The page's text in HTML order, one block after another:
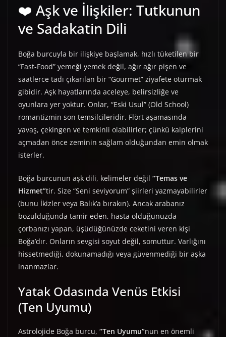
❤️ Aşk ve İlişkiler: Tutkunun
ve Sadakatin Dili
Boğa burcuyla bir ilişkiye başlamak, hızlı tüketilen bir
“Fast-Food” yemeği yemek değil, ağır ağır pişen ve
saatlerce tadı çıkarılan bir “Gourmet” ziyafete oturmak
gibidir. Aşk hayatlarında aceleye, belirsizliğe ve
oyunlara yer yoktur. Onlar, “Eski Usul” (Old School)
romantizmin son temsilcileridir. Flört aşamasında
yavaş, çekingen ve temkinli olabilirler; çünkü kalplerini
açmadan önce zeminin sağlam olduğundan emin olmak
isterler.
Boğa burcunun aşk dili, kelimeler değil “Temas ve
Hizmet”tir. Size “Seni seviyorum” şiirleri yazmayabilirler
(bunu İkizler veya Balık’a bırakın). Ancak arabanız
bozulduğunda tamir eden, hasta olduğunuzda
çorbanızı yapan, üşüdüğünüzde ceketini veren kişi
Boğa’dır. Onların sevgisi soyut değil, somuttur. Varlığını
hissetmediği, dokunamadığı veya güvenmediği bir aşka
inanmazlar.
Yatak Odasında Venüs Etkisi
(Ten Uyumu)
Astrolojide Boğa burcu, “Ten Uyumu”nun en önemli